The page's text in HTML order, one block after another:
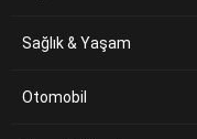
Sağlık & Yaşam
Otomobil